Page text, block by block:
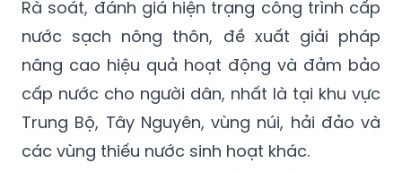
phù hợp, hạn chế thiệt hại do hạn hán, xâm
nhập mặn.
Rà soát, đánh giá hiện trạng công trình cấp
nước sạch nông thôn, đề xuất giải pháp
nâng cao hiệu quả hoạt động và đảm bảo
cấp nước cho người dân, nhất là tại khu vực